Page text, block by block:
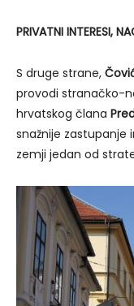
PRIVATNI INTERESI,
S druge strane,
provodi stranačko-
hrvatskog člana
snažnije zastupanje
zemji jedan od